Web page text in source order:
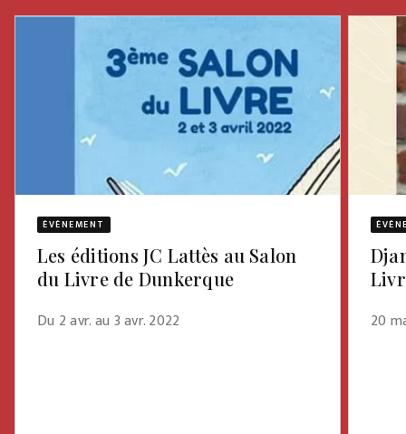
ÉVÈNEMENT
Les éditions JC Lattès au Salon
du Livre de Dunkerque
Du 2 avr. au 3 avr. 2022
20